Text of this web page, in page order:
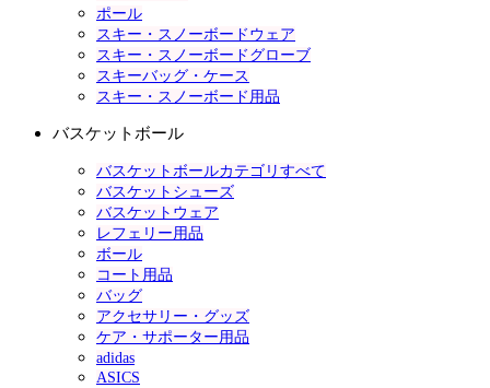
ポール
スキー・スノーボードウェア
スキー・スノーボードグローブ
スキーバッグ・ケース
スキー・スノーボード用品
バスケットボール
バスケットボールカテゴリすべて
バスケットシューズ
バスケットウェア
レフェリー用品
ボール
コート用品
バッグ
アクセサリー・グッズ
ケア・サポーター用品
adidas
ASICS